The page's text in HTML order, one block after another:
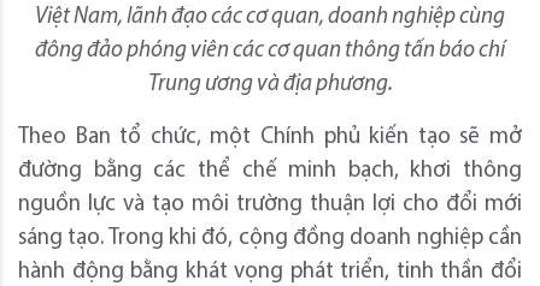
Việt Nam, lãnh đạo các cơ quan, doanh nghiệp cùng
đông đảo phóng viên các cơ quan thông tấn báo chí
Trung ương và địa phương.
Theo Ban tổ chức, một Chính phủ kiến tạo sẽ mở
đường bằng các thể chế minh bạch, khơi thông
nguồn lực và tạo môi trường thuận lợi cho đổi mới
sáng tạo. Trong khi đó, cộng đồng doanh nghiệp cần
hành động bằng khát vọng phát triển, tinh thần đổi